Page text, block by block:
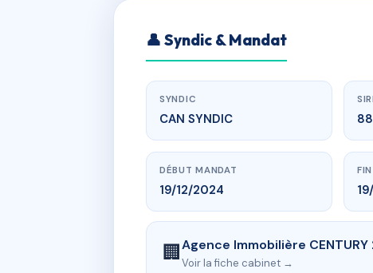
👤 Syndic & Mandat
SYNDIC
CAN SYNDIC
DÉBUT MANDAT
19/12/2024
🏢Agence Immobilière
Voir la fiche cabinet →